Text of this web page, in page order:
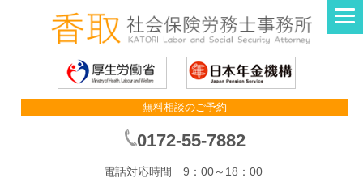
無料相談のご予約
0172-55-7882
電話対応時間 9：00～18：00